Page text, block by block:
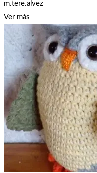
m.tere.alvez
Ver más